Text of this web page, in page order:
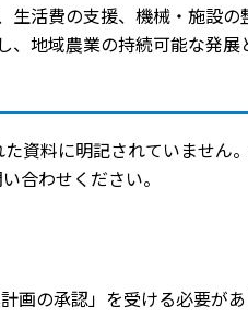
活費の支援、機械・施設
地域農業の持続可能な発展
資料に明記されていませ
合わせください。
画の承認」を受ける必要があ